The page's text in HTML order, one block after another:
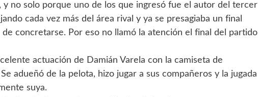
y no solo porque uno de los que ingresó fue el autor del tercer
cada vez más del área rival y ya se presagiaba un final
concretarse. Por eso no llamó la atención el final del partido
actuación de Damián Varela con la camiseta de
adueñó de la pelota, hizo jugar a sus compañeros y la jugada
suya.